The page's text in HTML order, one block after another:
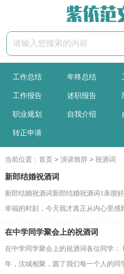
工作总结 年终总结
工作报告 述职报告
职业规划 自我介绍
转正申请
当前位置： 首页 > 演讲致辞 > 祝酒词
新郎结婚祝酒词
新郎结婚祝酒词新郎结婚祝酒词1亲朋
幸福的时刻，今天我才真正从内心里感
在中学同学聚会上的祝酒词
在中学同学聚会上的祝酒词各位同学：
年，沈城相聚，圆了我们每一个人的同